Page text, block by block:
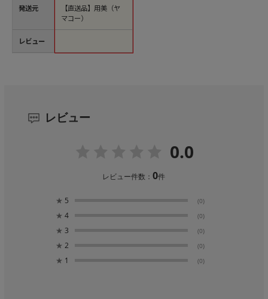
発送元
レビュー
【直送品】用美（ヤ
マコー）
レビュー
0.0
レビュー件数：0件
★ 5 (0)
★ 4 (0)
★ 3 (0)
★ 2 (0)
★ 1 (0)